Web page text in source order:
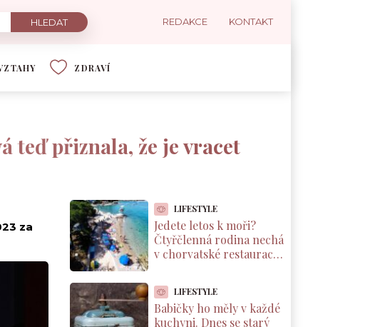
REDAKCE KONTAKT
ZDRAVÍ
teď přiznala, že je vracet
za
LIFESTYLE
Jedete letos k moři?
Čtyřčlenná rodina nechá
v chorvatské restauraci
večeři
LIFESTYLE
Babičky ho měly v každé
kuchyni. Dnes se starý